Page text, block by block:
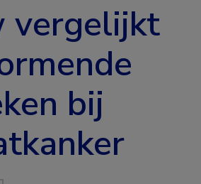
vergelijkt
bij